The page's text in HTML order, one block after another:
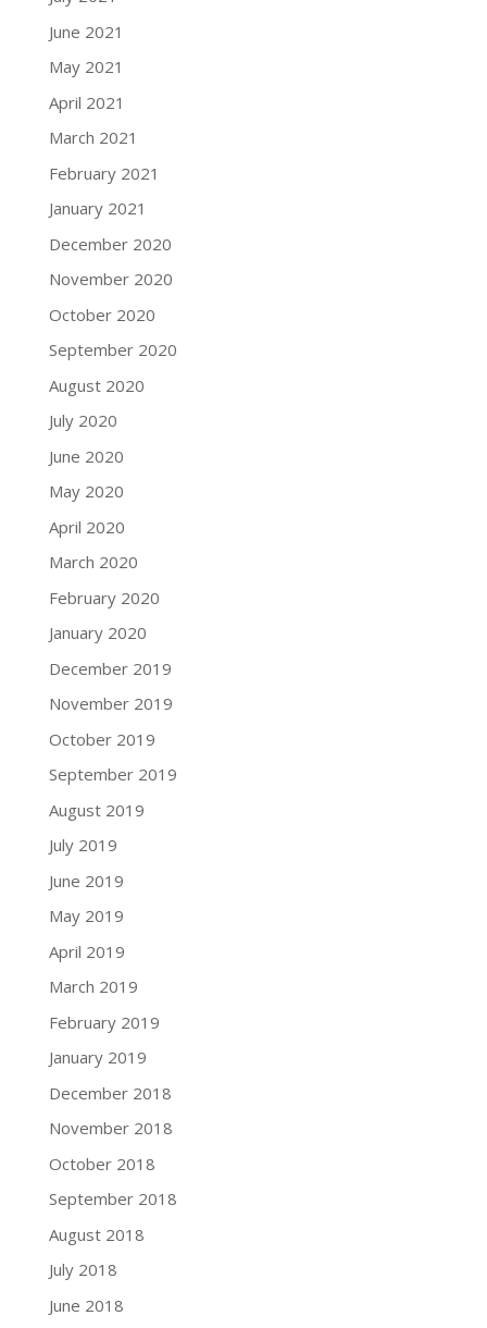
June 2021
May 2021
April 2021
March 2021
February 2021
January 2021
December 2020
November 2020
October 2020
September 2020
August 2020
July 2020
June 2020
May 2020
April 2020
March 2020
February 2020
January 2020
December 2019
November 2019
October 2019
September 2019
August 2019
July 2019
June 2019
May 2019
April 2019
March 2019
February 2019
January 2019
December 2018
November 2018
October 2018
September 2018
August 2018
July 2018
June 2018